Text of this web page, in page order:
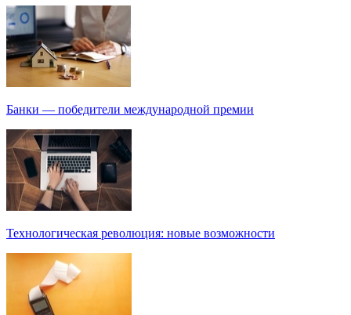
Банки — победители международной премии
Технологическая революция: новые возможности